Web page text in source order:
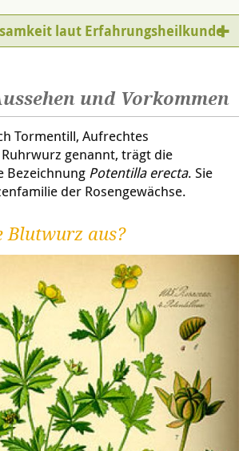
laut Erfahrungsheilkunde
und Vorkommen
Tormentill, Aufrechtes
genannt, trägt die
Bezeichnung Potentilla erecta. Sie
der Rosengewächse.
Blutwurz aus?